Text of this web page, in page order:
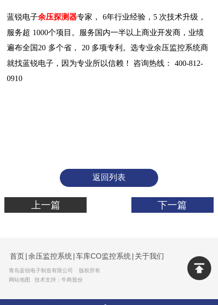
蓝锐电子余压探测器专家， 6年行业经验， 5 次技术升级，
服务超 1000个项目。服务国内一半以上商业开发商，业绩
遍布全国20 多个省， 20 多项专利。选专业余压监控系统商
就找蓝锐电子，因为专业所以信赖！ 咨询热线：
400-812-
0910
返回列表
上一篇 下一篇
首页|余压监控系统|车库CO监控系统| 关于我们
青岛蓝锐电子制造有限公司 版权所有
网站地图
技术支持：牛商股份